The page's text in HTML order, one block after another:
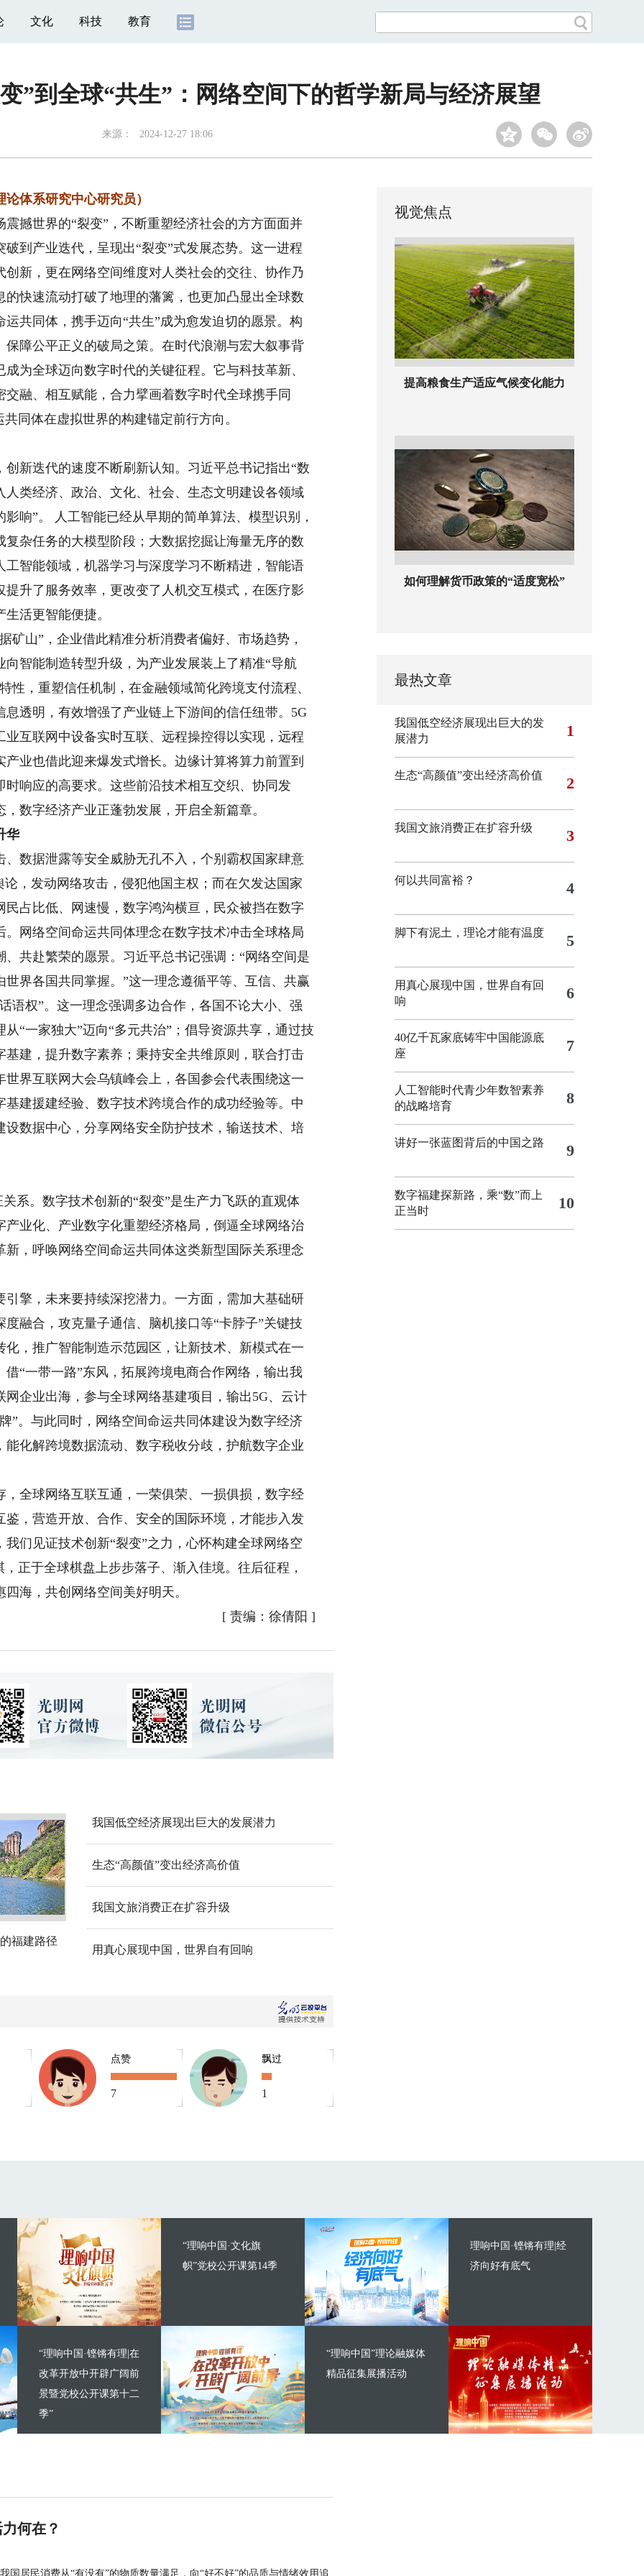
文化 科技 教育
”到全球“共生”：网络空间下的哲学新局与经济展望
来源： 2024-12-27 18:06
体系研究中心研究员）
世界的“裂变”，不断重塑经济社会的方方面面并
到产业迭代，呈现出“裂变”式发展态势。这一进程
新，更在网络空间维度对人类社会的交往、协作乃
快速流动打破了地理的藩篱，也更加凸显出全球数
共同体，携手迈向“共生”成为愈发迫切的愿景。构
障公平正义的破局之策。在时代浪潮与宏大叙事背
为全球迈向数字时代的关键征程。它与科技革新、
融、相互赋能，合力擘画着数字时代全球携手同
同体在虚拟世界的构建锚定前行方向。
迭代的速度不断刷新认知。习近平总书记指出“数
类经济、政治、文化、社会、生态文明建设各领域
响”。 人工智能已经从早期的简单算法、模型识别，
杂任务的大模型阶段；大数据挖掘让海量无序的数
智能领域，机器学习与深度学习不断精进，智能语
升了服务效率，更改变了人机交互模式，在医疗影
活更智能便捷。
山”，企业借此精准分析消费者偏好、市场趋势，
智能制造转型升级，为产业发展装上了精准“导航
性，重塑信任机制，在金融领域简化跨境支付流程、
透明，有效增强了产业链上下游间的信任纽带。5G
互联网中设备实时互联、远程操控得以实现，远程
业也借此迎来爆发式增长。边缘计算将算力前置到
响应的高要求。这些前沿技术相互交织、协同发
数字经济产业正蓬勃发展，开启全新篇章。
华
据泄露等安全威胁无孔不入，个别霸权国家肆意
，发动网络攻击，侵犯他国主权；而在欠发达国家
占比低、网速慢，数字鸿沟横亘，民众被挡在数字
网络空间命运共同体理念在数字技术冲击全球格局
共赴繁荣的愿景。习近平总书记强调：“网络空间是
界各国共同掌握。”这一理念遵循平等、互信、共赢
语权”。这一理念强调多边合作，各国不论大小、强
“一家独大”迈向“多元共治”；倡导资源共享，通过技
建，提升数字素养；秉持安全共维原则，联合打击
界互联网大会乌镇峰会上，各国参会代表围绕这一
建援建经验、数字技术跨境合作的成功经验等。中
数据中心，分享网络安全防护技术，输送技术、培
。数字技术创新的“裂变”是生产力飞跃的直观体
业化、产业数字化重塑经济格局，倒逼全球网络治
，呼唤网络空间命运共同体这类新型国际关系理念
，未来要持续深挖潜力。一方面，需加大基础研
融合，攻克量子通信、脑机接口等“卡脖子”关键技
，推广智能制造示范园区，让新技术、新模式在一
“一带一路”东风，拓展跨境电商合作网络，输出我
企业出海，参与全球网络基建项目，输出5G、云计
”。与此同时，网络空间命运共同体建设为数字经济
化解跨境数据流动、数字税收分歧，护航数字企业
球网络互联互通，一荣俱荣、一损俱损，数字经
，营造开放、合作、安全的国际环境，才能步入发
们见证技术创新“裂变”之力，心怀构建全球网络空
正于全球棋盘上步步落子、渐入佳境。往后征程，
海，共创网络空间美好明天。
[ 责编：徐倩阳 ]
福建路径
我国低空经济展现出巨大的发展潜力
生态“高颜值”变出经济高价值
我国文旅消费正在扩容升级
用真心展现中国，世界自有回响
点赞
7
飘过
1
视觉焦点
提高粮食生产适应气候变化能力
如何理解货币政策的“适度宽松”
最热文章
我国低空经济展现出巨大的发
展潜力
1
生态“高颜值”变出经济高价值 2
我国文旅消费正在扩容升级 3
何以共同富裕？ 4
脚下有泥土，理论才能有温度 5
用真心展现中国，世界自有回
响
6
40亿千瓦家底铸牢中国能源底
座
7
人工智能时代青少年数智素养
的战略培育
8
讲好一张蓝图背后的中国之路 9
数字福建探新路，乘“数”而上
正当时
10
“理响中国·文化旗
帜”党校公开课第14季
“理响中国·铿锵有理|在
改革开放中开辟广阔前
景暨党校公开课第十二
季”
理响中国·铿锵有理|经
济向好有底气
“理响中国”理论融媒体
精品征集展播活动
何在？
居民消费从“有没有”的物质数量满足，向“好不好”的品质与情绪效用追